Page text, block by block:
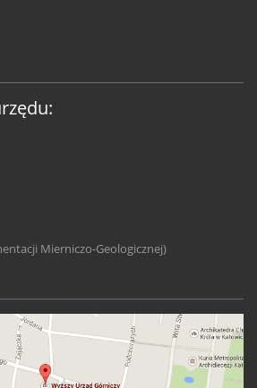
Mierniczo-Geologicznej)